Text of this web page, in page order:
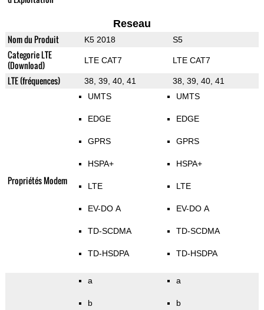
Reseau
Nom du Produit K5 2018 S5
Categorie LTE
(Download)
LTE CAT7 LTE CAT7
LTE (fréquences) 38, 39, 40, 41 38, 39, 40, 41
Propriétés Modem
UMTS
EDGE
GPRS
HSPA+
LTE
EV-DO A
TD-SCDMA
TD-HSDPA
UMTS
EDGE
GPRS
HSPA+
LTE
EV-DO A
TD-SCDMA
TD-HSDPA
a
b
a
b